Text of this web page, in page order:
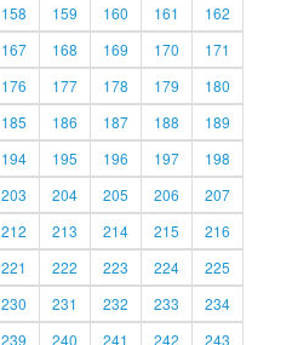
158 159 160 161
162
167 168 169 170
171
176 177 178 179
180
185 186 187 188
189
194 195 196 197
198
203 204 205 206
207
212 213 214 215
216
221 222 223 224
225
230 231 232 233
234
239 240 241 242 243